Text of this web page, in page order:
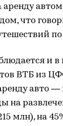
аренду
что
и
ВТБ из
авто —
на
млн), на